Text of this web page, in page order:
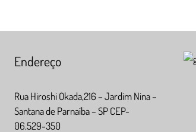
Endereço
Rua Hiroshi Okada,216 – Jardim Nina –
Santana de Parnaíba – SP CEP-
06.529-350